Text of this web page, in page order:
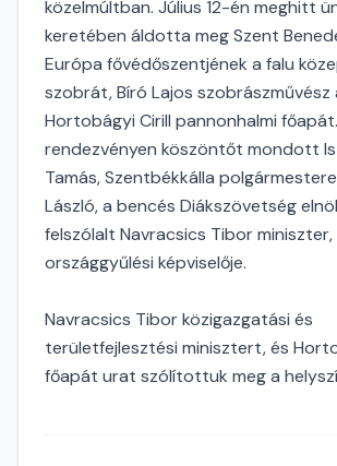
közelmúltban. Július 12-én meghitt
keretében áldotta meg Szent
Európa fővédőszentjének a falu
szobrát, Bíró Lajos
Hortobágyi Cirill pannonhalmi
rendezvényen köszöntőt mondott
Tamás, Szentbékkálla
László, a bencés Diákszövetség
felszólalt Navracsics Tibor
országgyűlési képviselője.
Navracsics Tibor közigazgatási és
területfejlesztési minisztert, és
főapát urat szólítottuk meg a